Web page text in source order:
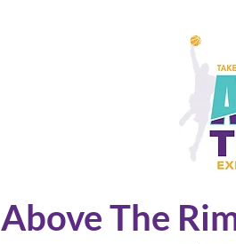
Above The